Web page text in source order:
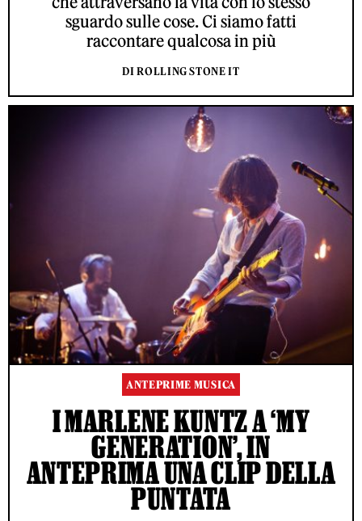
sguardo sulle cose. Ci siamo fatti
raccontare qualcosa in più
DI ROLLING STONE IT
ANTEPRIME MUSICA
I MARLENE KUNTZ A ‘MY
GENERATION’, IN
ANTEPRIMA UNA CLIP DELLA
PUNTATA